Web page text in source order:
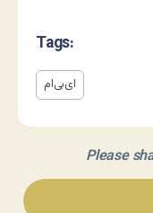
Tags:
ای‌بی‌ام
Please